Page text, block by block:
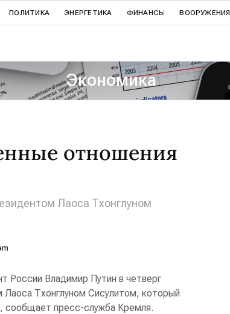
ПОЛИТИКА ЭНЕРГЕТИКА ФИНАНСЫ ВООРУЖЕНИЯ
Экономика
отношения
Лаоса Тхонглуном
России Владимир Путин в четверг
Тхонглуном Сисулитом, который
сообщает пресс-служба Кремля.